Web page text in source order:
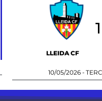
LLEIDA CF
1
10/05/2026 -